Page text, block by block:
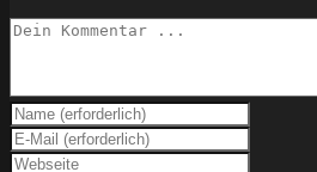
Kommentieren
Gib
deinen
Namen
Gib
deine
Gib